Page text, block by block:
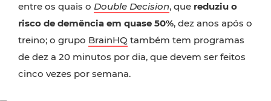
entre os quais o Double Decision, que reduziu o
risco de demência em quase 50%, dez anos após o
treino; o grupo BrainHQ também tem programas
de dez a 20 minutos por dia, que devem ser feitos
cinco vezes por semana.